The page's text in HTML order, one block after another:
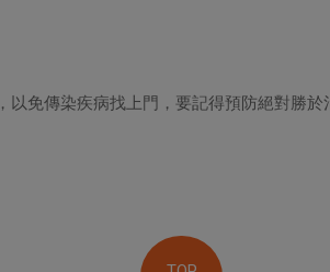
免傳染疾病找上門，要記得預防絕對勝於